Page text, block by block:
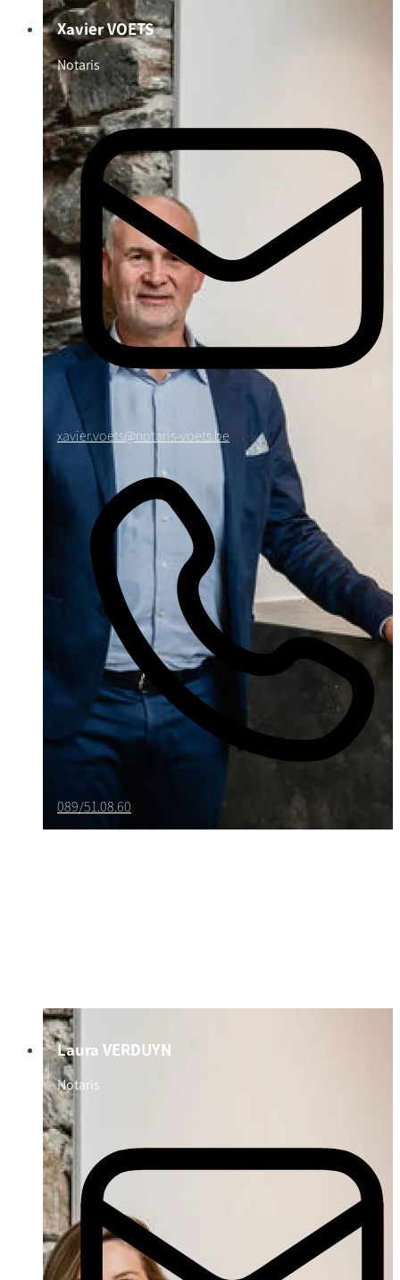
Xavier VOETS
Notaris
xavier.voets@notaris-voets.be
089/51.08.60
Laura VERDUYN
Notaris